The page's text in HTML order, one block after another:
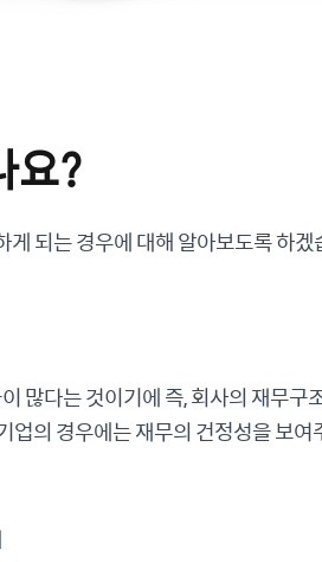
요?
되는 경우에 대해 알아보도록 하겠
많다는 것이기에 즉, 회사의 재무구
업의 경우에는 재무의 건정성을 보